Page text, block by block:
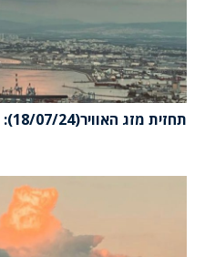
תחזית מזג האוויר(18/07/24): חם מהרגיל והביל בחוף